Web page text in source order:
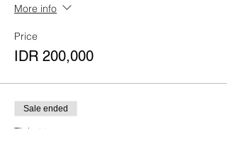
More info
Price
IDR 200,000
Sale ended
Ticket type